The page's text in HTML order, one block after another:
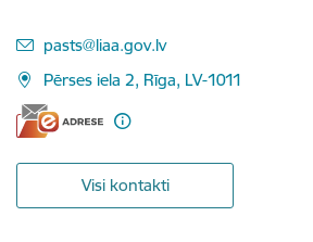
E-pasts:
pasts@liaa.gov.lv
Pērses iela 2, Rīga, LV-1011
Visi kontakti